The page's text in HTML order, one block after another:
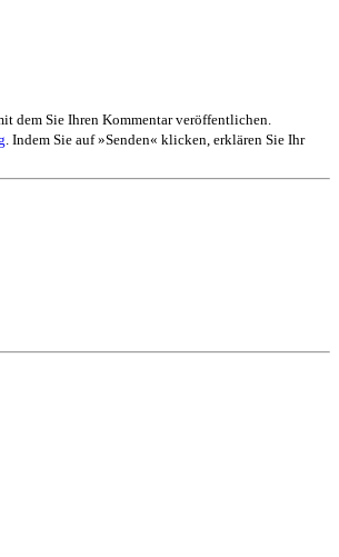
dem Sie Ihren Kommentar veröffentlichen.
. Indem Sie auf »Senden« klicken, erklären Sie Ihr